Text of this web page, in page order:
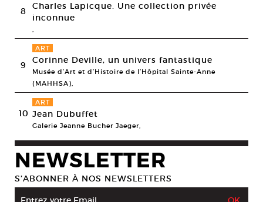
8
Charles Lapicque. Une collection privée
inconnue
9
ART
Corinne Deville, un univers fantastique
Musée d’Art et d’Histoire de l’Hôpital Sainte-Anne
(MAHHSA),
10
ART
Jean Dubuffet
Galerie Jeanne Bucher Jaeger,
NEWSLETTER
S’ABONNER À NOS NEWSLETTERS